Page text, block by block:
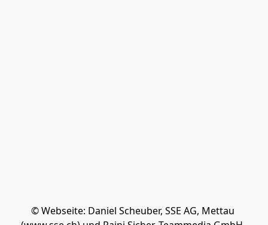
© Webseite: Daniel Scheuber, SSE AG, Mettau